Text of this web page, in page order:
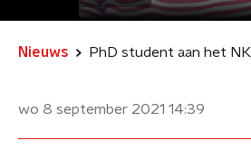
Nieuws
wo 8 september 2021 14:39